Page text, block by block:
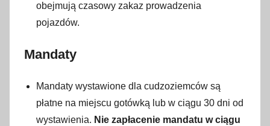
obejmują czasowy zakaz prowadzenia
pojazdów.
Mandaty
Mandaty wystawione dla cudzoziemców są
płatne na miejscu gotówką lub w ciągu 30 dni od
wystawienia. Nie zapłacenie mandatu w ciągu